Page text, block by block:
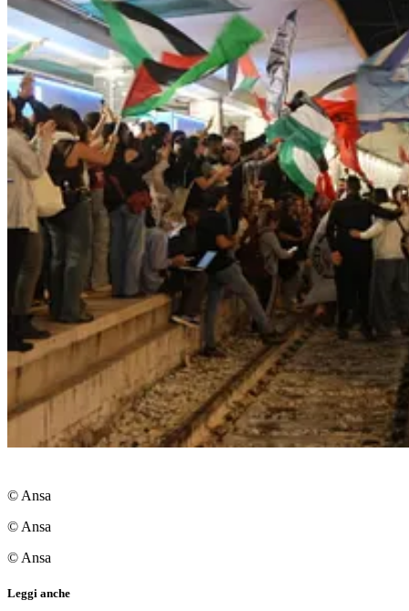
© Ansa
© Ansa
© Ansa
Leggi anche